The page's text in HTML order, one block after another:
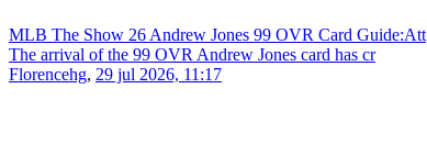
MLB The Show 26 Andrew Jones 99 OVR Card Guide:Att
The arrival of the 99 OVR Andrew Jones card has cr
Florencehg, 29 jul 2026, 11:17